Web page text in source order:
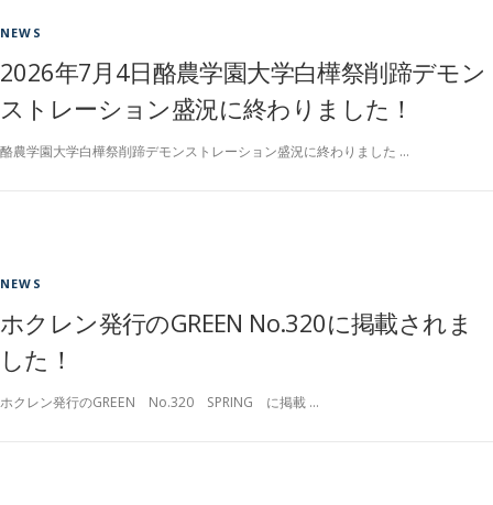
NEWS
2026年7月4日酪農学園大学白樺祭削蹄デモン
ストレーション盛況に終わりました！
酪農学園大学白樺祭削蹄デモンストレーション盛況に終わりました …
NEWS
ホクレン発行のGREEN No.320に掲載されま
した！
ホクレン発行のGREEN No.320 SPRING に掲載 …